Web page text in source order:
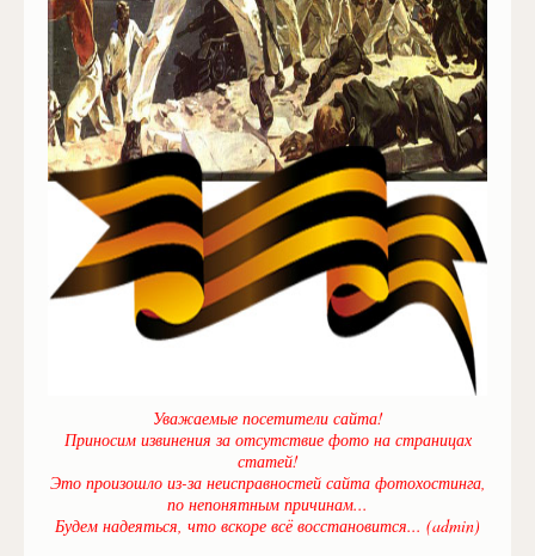
Уважаемые посетители сайта!
Приносим извинения за отсутствие фото на страницах
статей!
Это произошло из-за неисправностей сайта фотохостинга,
по непонятным причинам...
Будем надеяться, что вскоре всё восстановится... (admin)